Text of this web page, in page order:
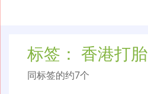
标签： 香港打胎
同标签的约7个